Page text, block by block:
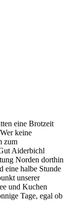
eine Brotzeit
keine
zum
Aiderbichl
Norden dorthin
eine halbe Stunde
unserer
und Kuchen
Tage, egal ob